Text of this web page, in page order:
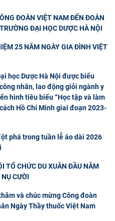
ĐOÀN VIỆT NAM ĐẾN ĐOÀN
ĐẠI HỌC DƯỢC HÀ NỘI
25 NĂM NGÀY GIA ĐÌNH VIỆT
học Dược Hà Nội được biểu
nhân, lao động giỏi ngành y
hình tiêu biểu “Học tập và làm
Hồ Chí Minh giai đoạn 2023-
phá trong tuần lễ áo dài 2026
TỔ CHỨC DU XUÂN ĐẦU NĂM
CƯỜI
và chúc mừng Công đoàn
Ngày Thầy thuốc Việt Nam